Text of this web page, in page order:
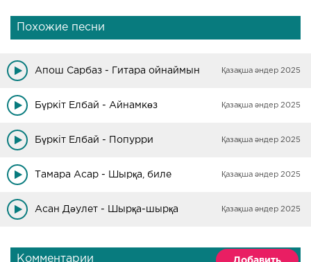
Похожие песни
Апош Сарбаз - Гитара ойнаймын Қазақша әндер 2025
Бүркіт Елбай - Айнамкөз Қазақша әндер 2025
Бүркіт Елбай - Попурри Қазақша әндер 2025
Тамара Асар - Шырқа, биле Қазақша әндер 2025
Асан Дәулет - Шырқа-шырқа Қазақша әндер 2025
Комментарии